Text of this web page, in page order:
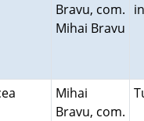
Bravu, com.
Mihai Bravu
Mihai
Bravu, com.